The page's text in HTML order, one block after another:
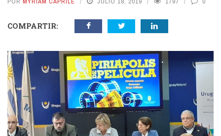
COMPARTIR: